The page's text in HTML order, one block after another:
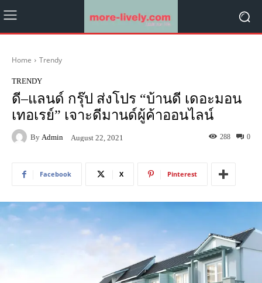
Home Trendy
TRENDY
ดี–แลนด์ กรุ๊ป ส่งโปร “บ้านดี เดอะมอน
เทอเรย์” เจาะดีมานด์ผู้ค้าออนไลน์
By Admin August 22, 2021 0
288
Facebook X Pinterest